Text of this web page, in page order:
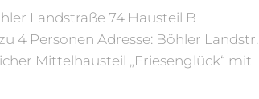
Landstraße 74 Hausteil B
4 Personen Adresse: Böhler Landstr.
Mittelhausteil „Friesenglück“ mit